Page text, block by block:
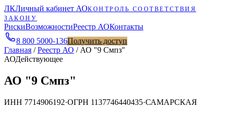
ЛКЛичный кабинет АОКОНТРОЛЬ СООТВЕТСТВИЯ
ЗАКОНУ
РискиВозможностиРеестр АОКонтакты
8 800 5000-136Получить доступ
Главная /Реестр АО / АО "9 Смпз"
АОДействующее
АО "9 Смпз"
ИНН 7714906192·ОГРН 1137746440435·САМАРСКАЯ